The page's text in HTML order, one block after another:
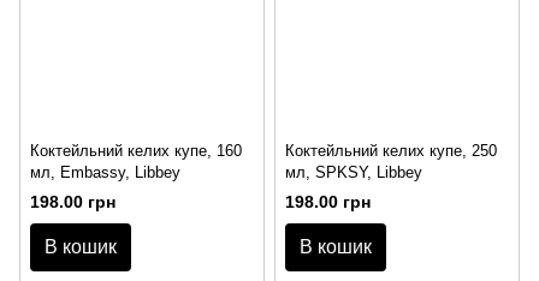
Коктейльний келих купе, 160
мл, Embassy, Libbey
198.00 грн
В кошик
Коктейльний келих купе, 250
мл, SPKSY, Libbey
198.00 грн
В кошик